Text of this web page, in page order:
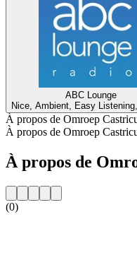
ABC Lounge
Nice, Ambient, Easy
À propos de Omroep
À propos de Omroep
À propos de
(0)